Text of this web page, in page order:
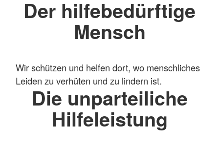
Der hilfebedürftige
Mensch
Wir schützen und helfen dort, wo menschliches
Leiden zu verhüten und zu lindern ist.
Die unparteiliche
Hilfeleistung